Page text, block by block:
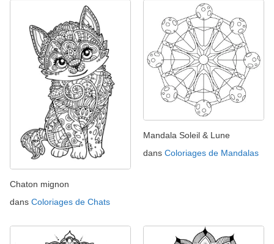
Chaton mignon
dans Coloriages de Chats
Mandala Soleil & Lune
dans Coloriages de Mandalas